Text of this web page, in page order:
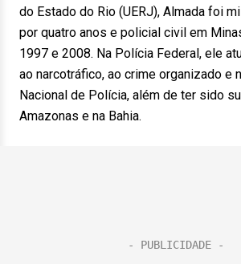
do Estado do Rio (UERJ), Almada foi
por quatro anos e policial civil em
1997 e 2008. Na Polícia Federal, ele
ao narcotráfico, ao crime organizado e
Nacional de Polícia, além de ter sido
Amazonas e na Bahia.